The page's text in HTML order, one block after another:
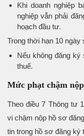
Khi doanh nghiệp
nghiệp vẫn phải
hoạch đầu tư.
Trong thời hạn 10
Nếu không đăng
thuế.
Mức phạt chậm
Theo điều 7 Thông tư
vi chậm nộp hồ sơ
tin trong hồ sơ đăng ký